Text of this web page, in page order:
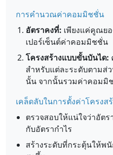
การคำนวณค่าคอมมิชชั่น
อัตราคงที่: เพียงแค่คูณย
เปอร์เซ็นต์ค่าคอมมิชชั่น
โครงสร้างแบบขั้นบันได:
สำหรับแต่ละระดับตามส่
นั้น จากนั้นรวมค่าคอมมิ
เคล็ดลับในการตั้งค่าโครง
ตรวจสอบให้แน่ใจว่าอัต
กับอัตรากำไร
สร้างระดับที่กระตุ้นให้พ